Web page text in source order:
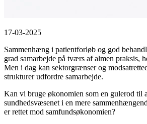
17-03-2025
Sammenhæng i patientforløb og god
grad samarbejde på tværs af almen praksis,
Men i dag kan sektorgrænser og
strukturer udfordre samarbejde.
Kan vi bruge økonomien som en gulerod til
sundhedsvæsenet i en mere
er rettet mod samfundsøkonomien?